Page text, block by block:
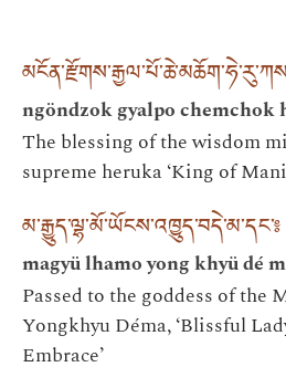
ngöndzok gyalpo chemchok
The blessing of the wisdom
supreme heruka ‘King of
མ་རྒྱུད་ལྷ་མོ་ཡོངས་འཁྱུད་བདེ་མ་དང་༔
magyü lhamo yong khyü dé
Passed to the goddess of the
Yongkhyu Déma, ‘Blissful
Embrace’